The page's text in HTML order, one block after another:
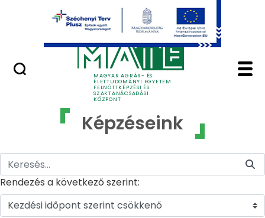
Ugrás a fő tartalomhoz
MAGYAR AGRÁR- ÉS
ÉLETTUDOMÁNYI EGYETEM
FELNŐTTKÉPZÉSI ÉS
SZAKTANÁCSADÁSI
KÖZPONT
Képzéseink - MATE
Képzéseink
Rendezés a következő szerint:
Kezdési időpont szerint csökkenő